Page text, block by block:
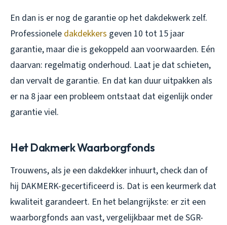
En dan is er nog de garantie op het dakdekwerk zelf.
Professionele dakdekkers geven 10 tot 15 jaar
garantie, maar die is gekoppeld aan voorwaarden. Eén
daarvan: regelmatig onderhoud. Laat je dat schieten,
dan vervalt de garantie. En dat kan duur uitpakken als
er na 8 jaar een probleem ontstaat dat eigenlijk onder
garantie viel.
Het Dakmerk Waarborgfonds
Trouwens, als je een dakdekker inhuurt, check dan of
hij DAKMERK-gecertificeerd is. Dat is een keurmerk dat
kwaliteit garandeert. En het belangrijkste: er zit een
waarborgfonds aan vast, vergelijkbaar met de SGR-